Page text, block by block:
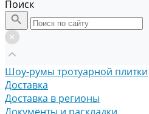
Поиск
Шоу-румы тротуарной плитки
Доставка
Доставка в регионы